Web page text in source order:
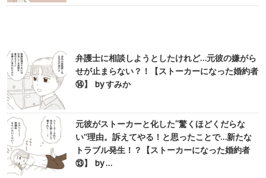
弁護士に相談しようとしたけれど…元彼の嫌がら
せが止まらない？！【ストーカーになった婚約者
⑭】 by すみか
元彼がストーカーと化した“驚くほどくだらな
い”理由。訴えてやる！と思ったことで…新たな
トラブル発生！？【ストーカーになった婚約者
⑬】 by …